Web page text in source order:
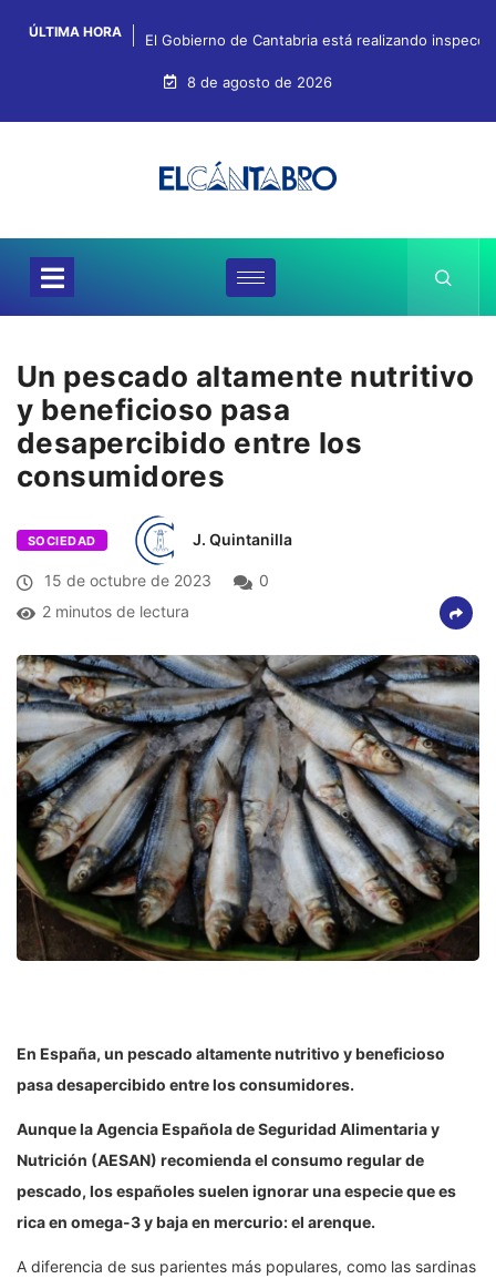
ÚLTIMA HORA El Gobierno de Cantabria está realizando
8 de agosto de 2026
Un pescado altamente nutritivo
y beneficioso pasa
desapercibido entre los
consumidores
SOCIEDAD J. Quintanilla
15 de octubre de 2023
0
2 minutos de lectura
En España, un pescado altamente nutritivo y beneficioso
pasa desapercibido entre los consumidores.
Aunque la Agencia Española de Seguridad Alimentaria y
Nutrición (AESAN) recomienda el consumo regular de
pescado, los españoles suelen ignorar una especie que es
rica en omega-3 y baja en mercurio: el arenque.
A diferencia de sus parientes más populares, como las sardinas